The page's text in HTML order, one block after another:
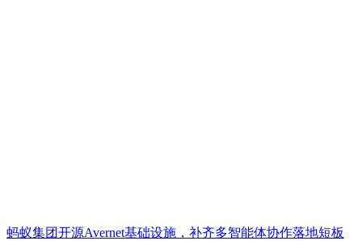
蚂蚁集团开源Avernet基础设施，补齐多智能体协作落地短板